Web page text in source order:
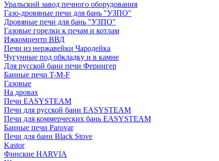
Уральский завод печного оборудования
Газо-дровяные печи для бань "УЗПО"
Дровяные печи для бань "УЗПО"
Газовые горелки к печам и котлам
Ижкомцентр ВВД
Печи из нержавейки Чародейка
Чугунные под обкладку и в камне
Для русской бани печи Ферингер
Банные печи T-M-F
Газовые
На дровах
Печи EASYSTEAM
Печи для русской бани EASYSTEAM
Печи для коммерческих бань EASYSTEAM
Банные печи Parovar
Печи для бани Black Stove
Kastor
Финские HARVIA